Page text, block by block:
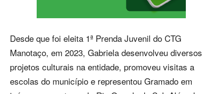
Desde que foi eleita 1ª Prenda Juvenil do CTG
Manotaço, em 2023, Gabriela desenvolveu diversos
projetos culturais na entidade, promoveu visitas a
escolas do município e representou Gramado em